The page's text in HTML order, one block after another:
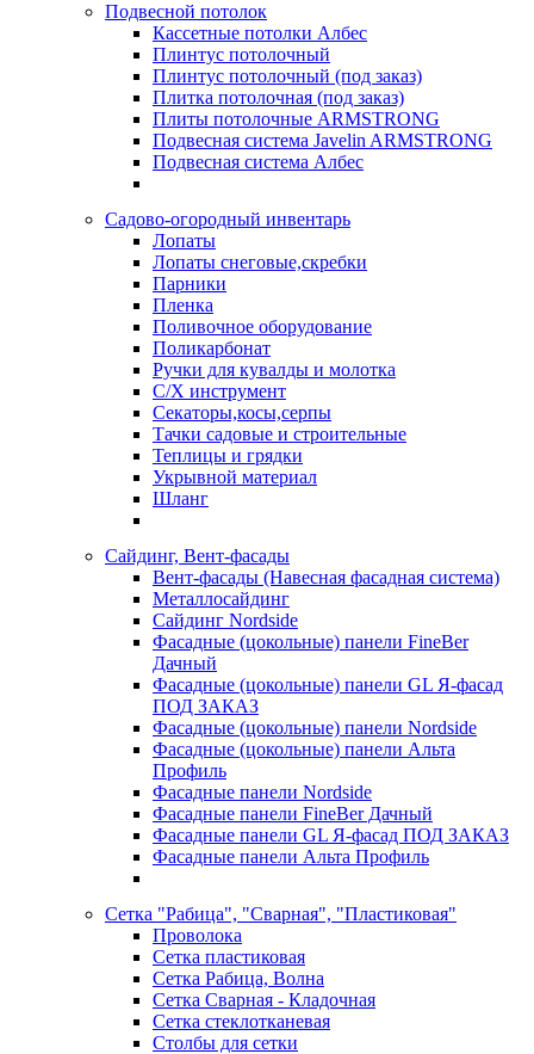
Подвесной потолок
Кассетные потолки Албес
Плинтус потолочный
Плинтус потолочный (под заказ)
Плитка потолочная (под заказ)
Плиты потолочные ARMSTRONG
Подвесная система Javelin ARMSTRONG
Подвесная система Албес
Садово-огородный инвентарь
Лопаты
Лопаты снеговые,скребки
Парники
Пленка
Поливочное оборудование
Поликарбонат
Ручки для кувалды и молотка
С/Х инструмент
Секаторы,косы,серпы
Тачки садовые и строительные
Теплицы и грядки
Укрывной материал
Шланг
Сайдинг, Вент-фасады
Вент-фасады (Навесная фасадная система)
Металлосайдинг
Сайдинг Nordside
Фасадные (цокольные) панели FineBer
Дачный
Фасадные (цокольные) панели GL Я-фасад
ПОД ЗАКАЗ
Фасадные (цокольные) панели Nordside
Фасадные (цокольные) панели Альта
Профиль
Фасадные панели Nordside
Фасадные панели FineBer Дачный
Фасадные панели GL Я-фасад ПОД ЗАКАЗ
Фасадные панели Альта Профиль
Сетка "Рабица", "Сварная", "Пластиковая"
Проволока
Сетка пластиковая
Сетка Рабица, Волна
Сетка Сварная - Кладочная
Сетка стеклотканевая
Столбы для сетки